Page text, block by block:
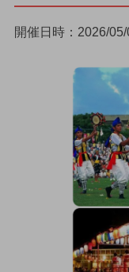
開催日時：2026/